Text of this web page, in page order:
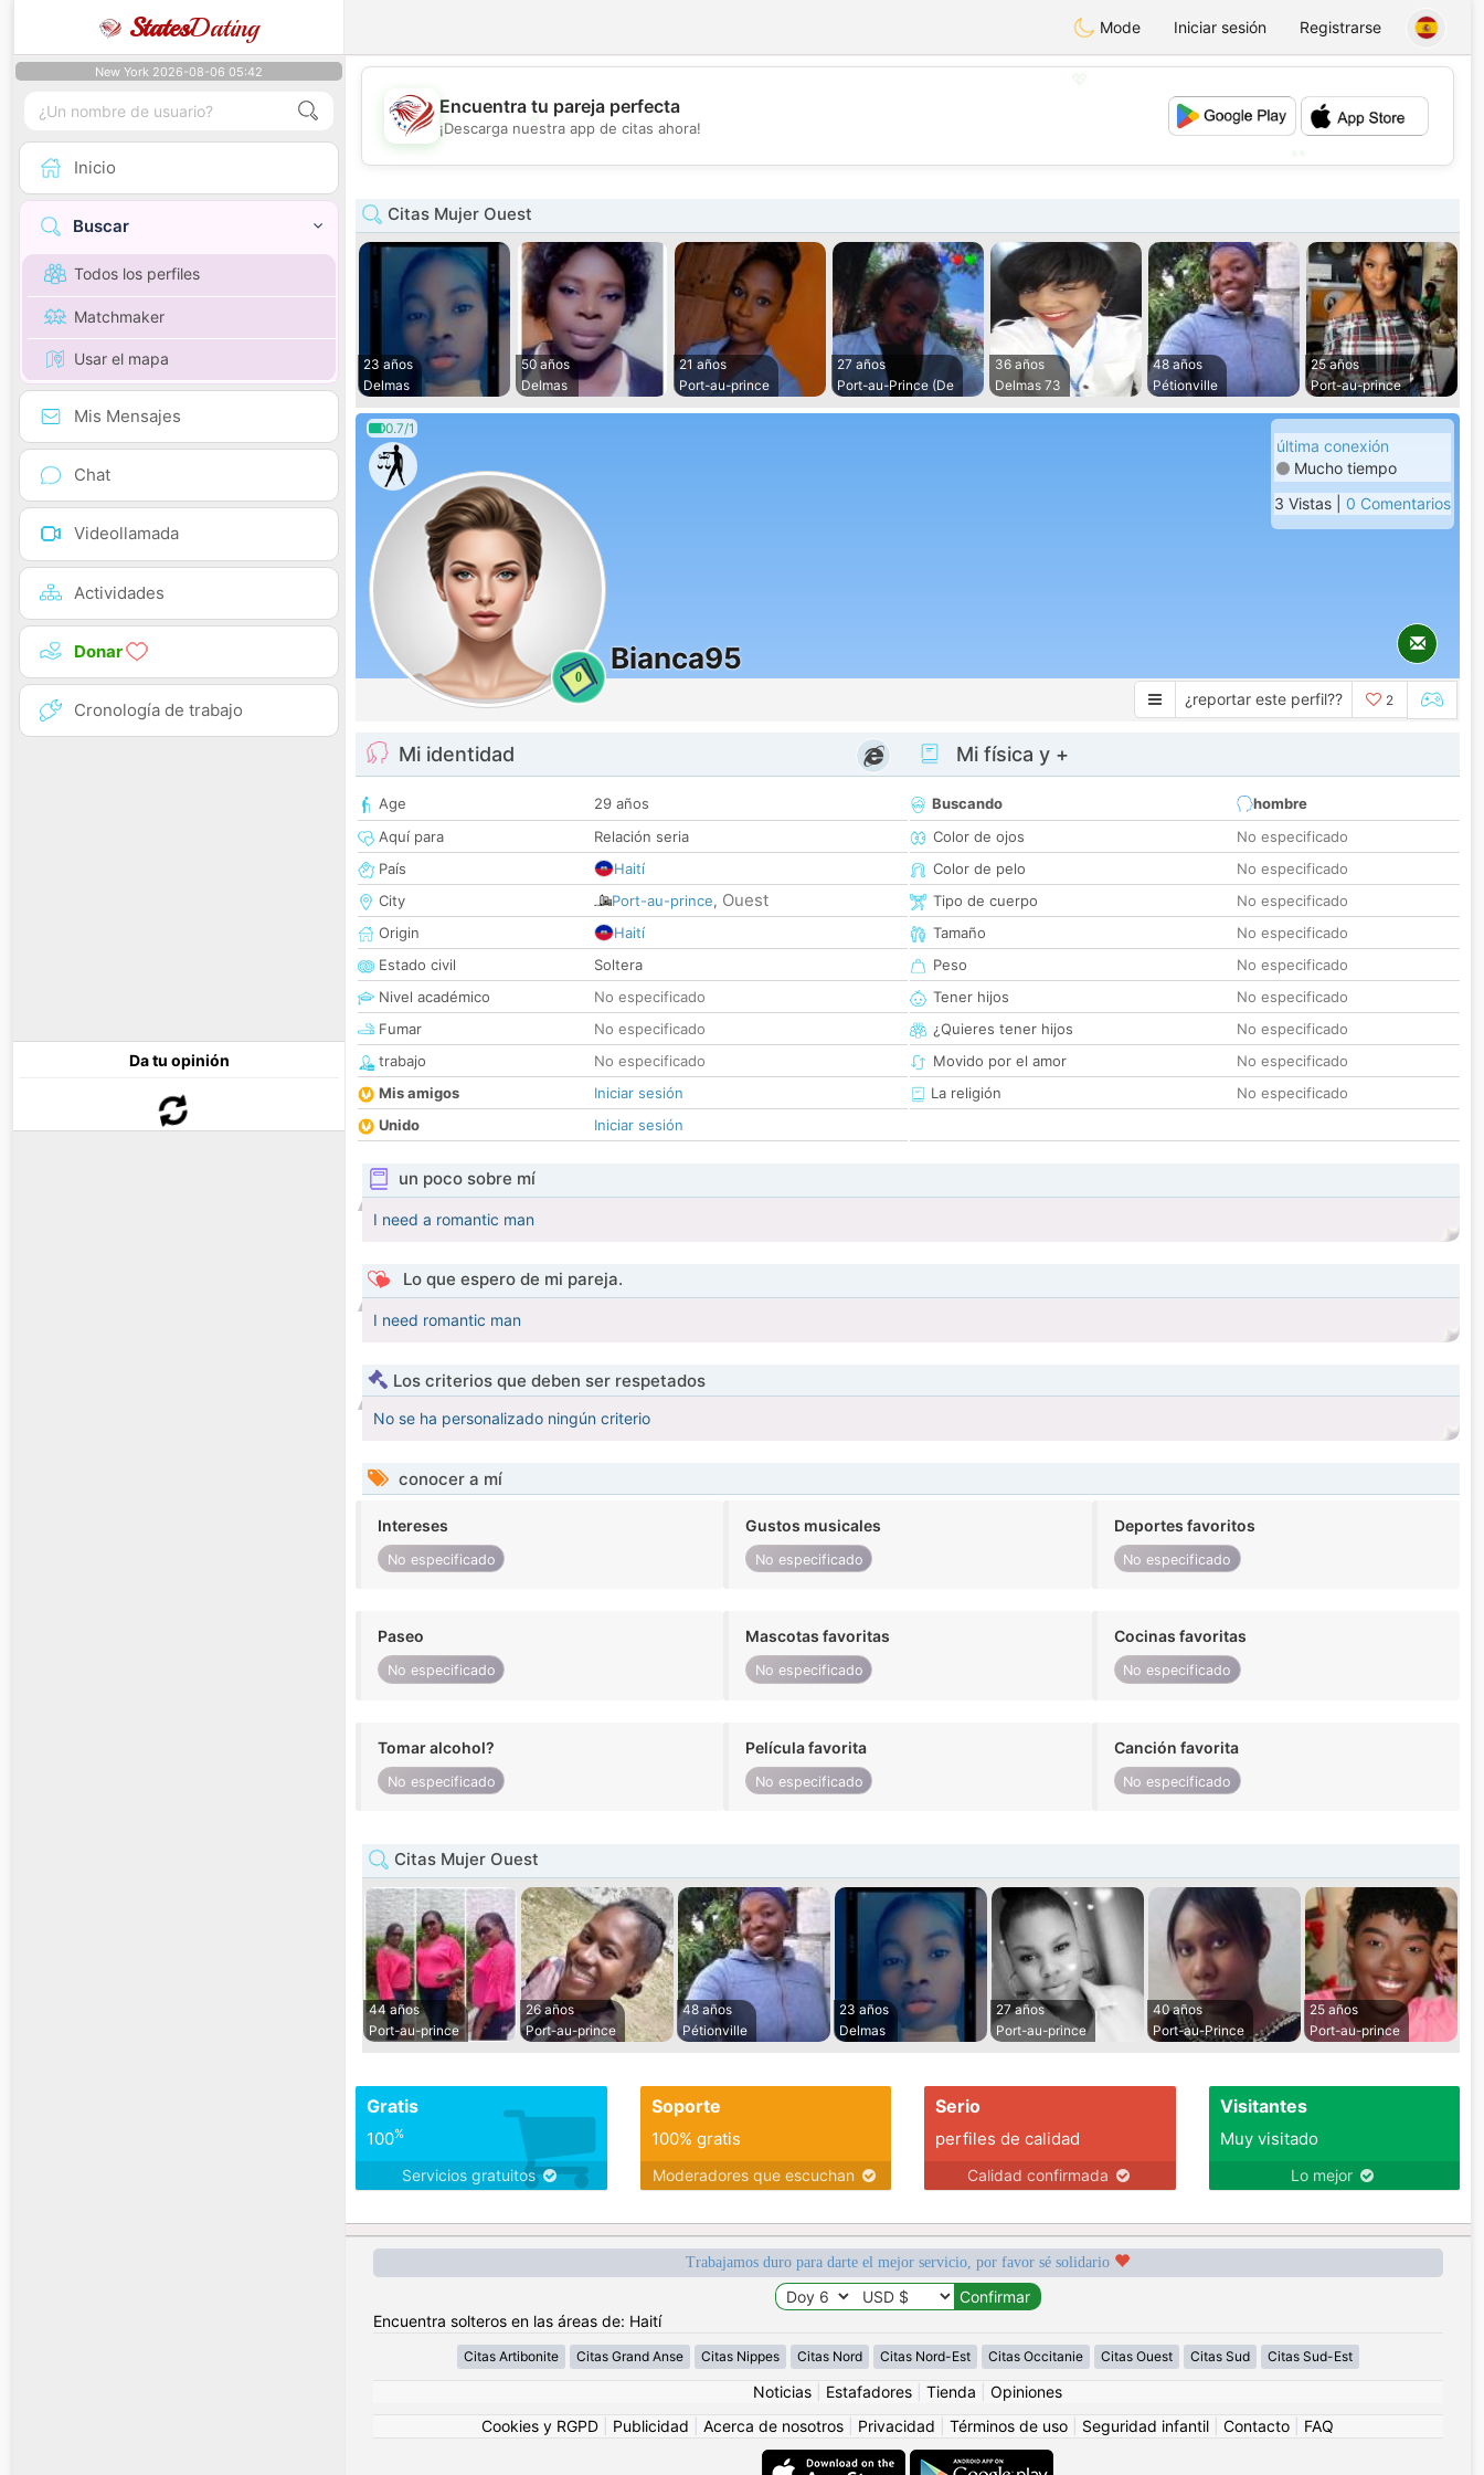
StatesDating Mode Iniciar sesión Registrarse
New York 2026-08-06 05:42
Inicio
Buscar
Todos los perfiles
Matchmaker
Usar el mapa
Mis Mensajes
Chat
Videollamada
Actividades
Donar
Cronología de trabajo
Da tu opinión
💖
💕
💕
Encuentra tu pareja perfecta
¡Descarga nuestra app de citas ahora!
Citas Mujer Ouest
23 años
Delmas
50 años
Delmas
21 años
Port-au-prince
27 años
Port-au-Prince (De
36 años
Delmas 73
48 años
Pétionville
25 años
Port-au-prince
0.7/1
0
Bianca95
última conexión
Mucho tiempo
3 Vistas | 0 Comentarios
¿reportar este perfil?? 2
Mi identidad
Age
29 años
Aquí para
Relación seria
País
Haití
City
Port-au-prince, Ouest
Origin
Haití
Estado civil
Soltera
Nivel académico
No especificado
Fumar
No especificado
trabajo
No especificado
Mis amigos
Iniciar sesión
Unido
Iniciar sesión
Mi física y +
Buscando
hombre
Color de ojos
No especificado
Color de pelo
No especificado
Tipo de cuerpo
No especificado
Tamaño
No especificado
Peso
No especificado
Tener hijos
No especificado
¿Quieres tener hijos
No especificado
Movido por el amor
No especificado
La religión
No especificado
un poco sobre mí
I need a romantic man
Lo que espero de mi pareja.
I need romantic man
Los criterios que deben ser respetados
No se ha personalizado ningún criterio
conocer a mí
Intereses
No especificado
Gustos musicales
No especificado
Deportes favoritos
No especificado
Paseo
No especificado
Mascotas favoritas
No especificado
Cocinas favoritas
No especificado
Tomar alcohol?
No especificado
Película favorita
No especificado
Canción favorita
No especificado
Citas Mujer Ouest
44 años
Port-au-prince
26 años
Port-au-prince
48 años
Pétionville
23 años
Delmas
27 años
Port-au-prince
40 años
Port-au-Prince
25 años
Port-au-prince
Gratis
100%
Servicios gratuitos
Soporte
100% gratis
Moderadores que escuchan
Serio
perfiles de calidad
Calidad confirmada
Visitantes
Muy visitado
Lo mejor
Trabajamos duro para darte el mejor servicio, por favor sé solidario
Encuentra solteros en las áreas de: Haití
Citas Artibonite Citas Grand Anse Citas Nippes Citas Nord Citas Nord-Est Citas Occitanie Citas Ouest Citas Sud Citas Sud-Est
Noticias Estafadores Tienda
Opiniones
Cookies y RGPD
Publicidad Acerca de nosotros Privacidad Términos de uso Seguridad infantil Contacto FAQ